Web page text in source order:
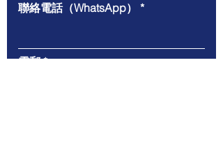
聯絡電話（WhatsApp）
電郵